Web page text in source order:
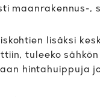
maanrakennus-,
lisäksi
tuleeko
hintahuippuja